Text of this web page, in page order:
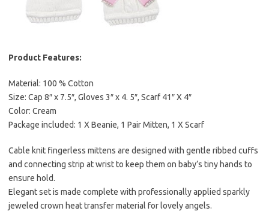
Product Features:
Material: 100 % Cotton
Size: Cap 8″ x 7.5″, Gloves 3″ x 4. 5″, Scarf 41″ X 4″
Color: Cream
Package included: 1 X Beanie, 1 Pair Mitten, 1 X Scarf
Cable knit fingerless mittens are designed with gentle ribbed cuffs
and connecting strip at wrist to keep them on baby’s tiny hands to
ensure hold.
Elegant set is made complete with professionally applied sparkly
jeweled crown heat transfer material for lovely angels.